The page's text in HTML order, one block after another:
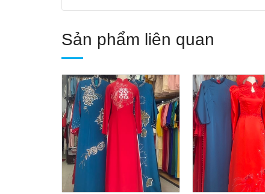
Sản phẩm liên quan